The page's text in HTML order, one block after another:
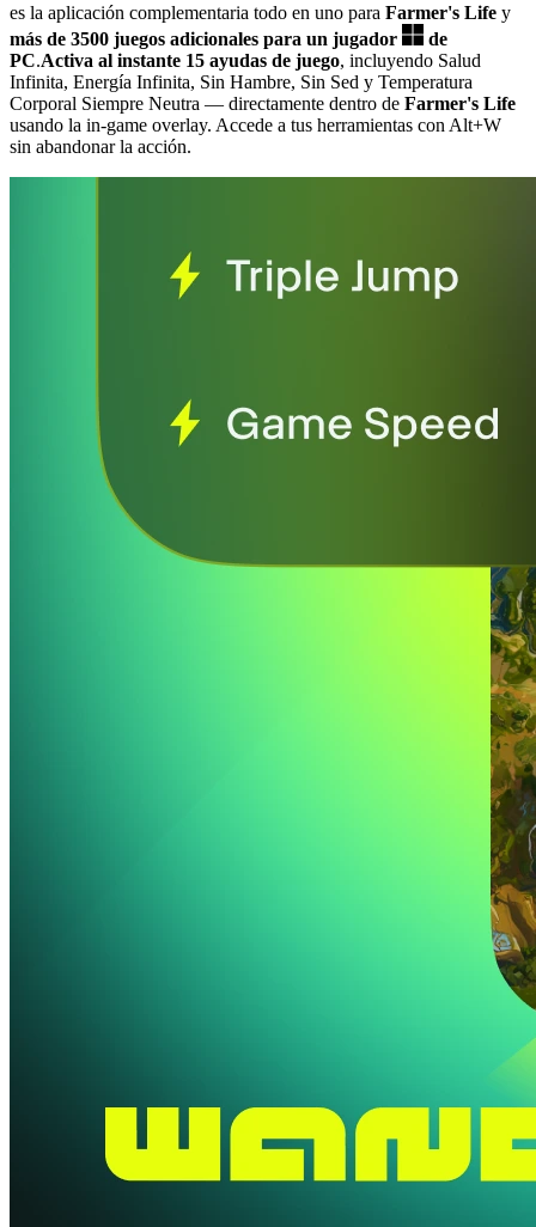
es la aplicación complementaria todo en uno para Farmer's Life y
más de 3500 juegos adicionales para un jugador
de
PC.Activa al instante 15 ayudas de juego, incluyendo Salud
Infinita, Energía Infinita, Sin Hambre, Sin Sed y Temperatura
Corporal Siempre Neutra — directamente dentro de Farmer's Life
usando la in-game overlay. Accede a tus herramientas con Alt+W
sin abandonar la acción.